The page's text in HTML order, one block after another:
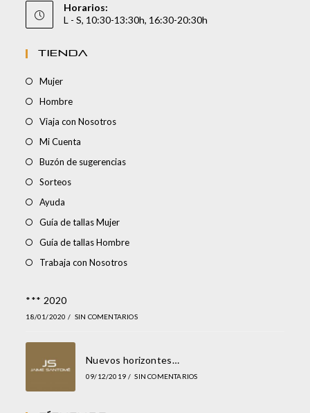
Horarios:
L - S, 10:30-13:30h, 16:30-20:30h
TIENDA
Mujer
Hombre
Viaja con Nosotros
Mi Cuenta
Buzón de sugerencias
Sorteos
Ayuda
Guía de tallas Mujer
Guía de tallas Hombre
Trabaja con Nosotros
*** 2020
18/01/2020 / SIN COMENTARIOS
Nuevos horizontes…
09/12/2019 / SIN COMENTARIOS